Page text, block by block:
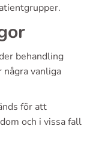
behandling
några vanliga
för att
och i vissa fall